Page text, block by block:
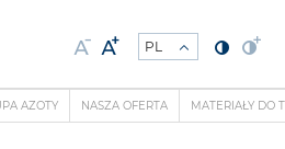
AZOTY NASZA OFERTA MATERIAŁY DO